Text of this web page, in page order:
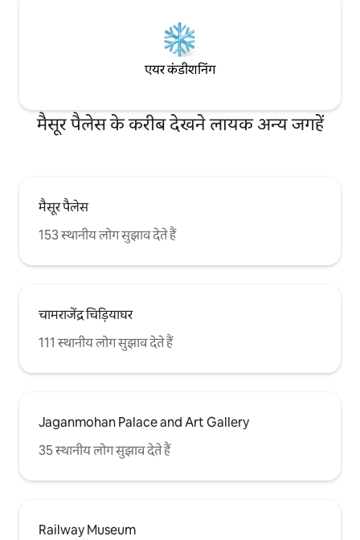
एयर कंडीशनिंग
मैसूर पैलेस के करीब देखने लायक अन्य जगहें
मैसूर पैलेस
153 स्थानीय लोग सुझाव देते हैं
चामराजेंद्र चिड़ियाघर
111 स्थानीय लोग सुझाव देते हैं
Jaganmohan Palace and Art Gallery
35 स्थानीय लोग सुझाव देते हैं
Railway Museum